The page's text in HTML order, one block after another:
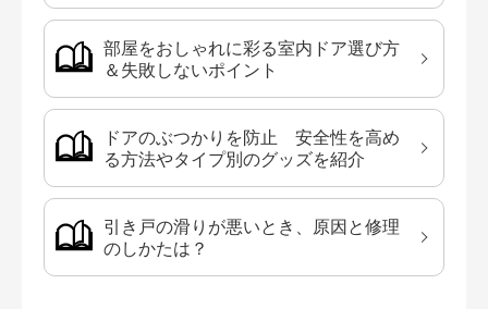
部屋をおしゃれに彩る室内ドア選び方
＆失敗しないポイント
ドアのぶつかりを防止 安全性を高め
る方法やタイプ別のグッズを紹介
引き戸の滑りが悪いとき、原因と修理
のしかたは？